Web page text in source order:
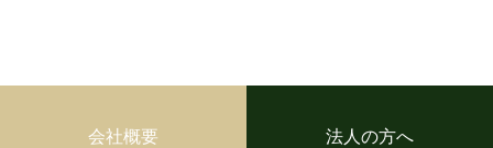
会社概要 法人の方へ